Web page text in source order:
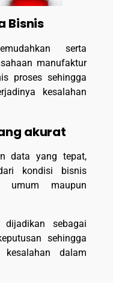
Bisnis
serta
manufaktur
proses sehingga
kesalahan
akurat
data yang tepat,
kondisi bisnis
umum maupun
sebagai
sehingga
kesalahan dalam